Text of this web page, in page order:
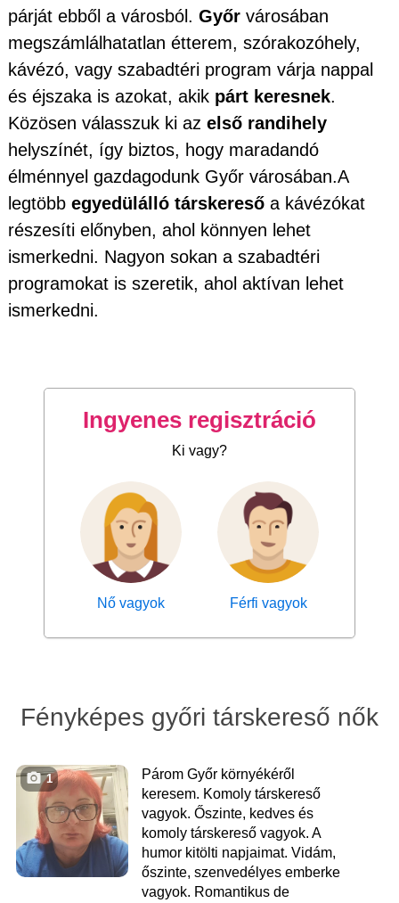
párját ebből a városból. Győr városában
megszámlálhatatlan étterem, szórakozóhely,
kávézó, vagy szabadtéri program várja nappal
és éjszaka is azokat, akik párt keresnek.
Közösen válasszuk ki az első randihely
helyszínét, így biztos, hogy maradandó
élménnyel gazdagodunk Győr városában.A
legtöbb egyedülálló társkereső a kávézókat
részesíti előnyben, ahol könnyen lehet
ismerkedni. Nagyon sokan a szabadtéri
programokat is szeretik, ahol aktívan lehet
ismerkedni.
Ingyenes regisztráció
Ki vagy?
Nő vagyok Férfi vagyok
Fényképes győri társkereső nők
1
Párom Győr környékéről
keresem. Komoly társkereső
vagyok. Őszinte, kedves és
komoly társkereső vagyok. A
humor kitölti napjaimat. Vidám,
őszinte, szenvedélyes emberke
vagyok. Romantikus de